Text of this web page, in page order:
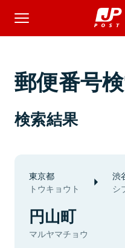
郵便番号
検索結果
東京都
トウキョウト
渋
シ
円山町
マルヤマチョウ